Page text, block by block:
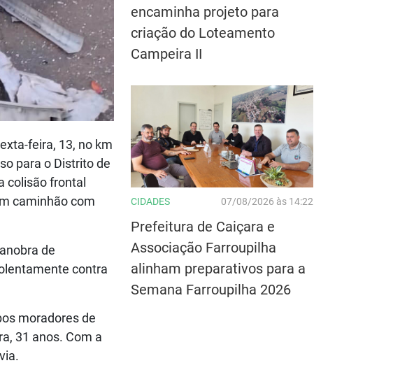
feira, 13, no km
para o Distrito de
colisão frontal
caminhão com
de
contra
moradores de
31 anos. Com a
encaminha projeto para
criação do Loteamento
Campeira II
CIDADES 07/08/2026 às 14:22
Prefeitura de Caiçara e
Associação Farroupilha
alinham preparativos para a
Semana Farroupilha 2026